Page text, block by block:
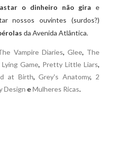
o dinheiro não gira e
nossos ouvintes (surdos?)
da Avenida Atlântica.
Vampire Diaries, Glee, The
Game, Pretty Little Liars,
at Birth,Grey's Anatomy, 2
Design eMulheres Ricas.